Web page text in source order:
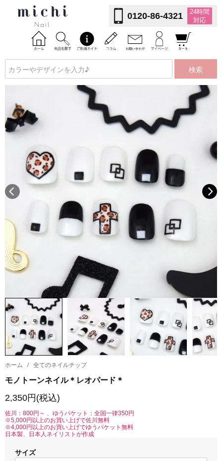
0120-86-4321
24時間
対応
検索
ホーム / 全てのネイルチップ
モノトーンネイル＊レオパード＊
2,350円(税込)
佐川：800円～ 、ゆうパケット：全国一律350円
※5,000円以上のお買い上げで佐川無料
※4,000円以上のお買い上げでゆうパケット無料
日本製、日本人ネイリストが作成
サイズ